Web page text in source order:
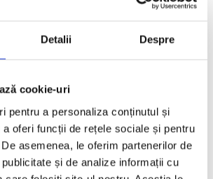
Detalii Despre
cookie-uri
pentru a personaliza conținutul și
a oferi funcții de rețele sociale și pentru
asemenea, le oferim partenerilor de
și de analize informații cu